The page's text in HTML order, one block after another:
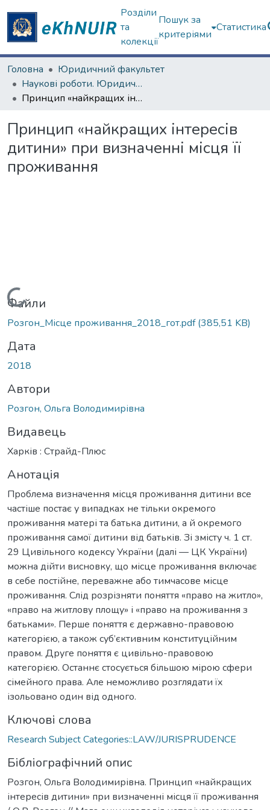
Розділи
та
колекції
Пошук за
критеріями
Статистика
Головна
Юридичний факультет
Наукові роботи. Юридичний факультет
Принцип «найкращих інтересів дитини» при визначенні місця її проживання
Принцип «найкращих інтересів
дитини» при визначенні місця її
проживання
Вантажиться...
Файли
Розгон_Місце проживання_2018_гот.pdf(385,51 KB)
Дата
2018
Автори
Розгон, Ольга Володимирівна
Видавець
Харків : Страйд-Плюс
Анотація
Проблема визначення місця проживання дитини все
частіше постає у випадках не тільки окремого
проживання матері та батька дитини, а й окремого
проживання самої дитини від батьків. Зі змісту ч. 1 ст.
29 Цивільного кодексу України (далі — ЦК України)
можна дійти висновку, що місце проживання включає
в себе постійне, переважне або тимчасове місце
проживання. Слід розрізняти поняття «право на житло»,
«право на житлову площу» і «право на проживання з
батьками». Перше поняття є державно-правовою
категорією, а також суб’єктивним конституційним
правом. Друге поняття є цивільно-правовою
категорією. Останнє стосується більшою мірою сфери
сімейного права. Але неможливо розглядати їх
ізольовано один від одного.
Ключові слова
Research Subject Categories::LAW/JURISPRUDENCE
Бібліографічний опис
Розгон, Ольга Володимирівна. Принцип «найкращих
інтересів дитини» при визначенні місця її проживання